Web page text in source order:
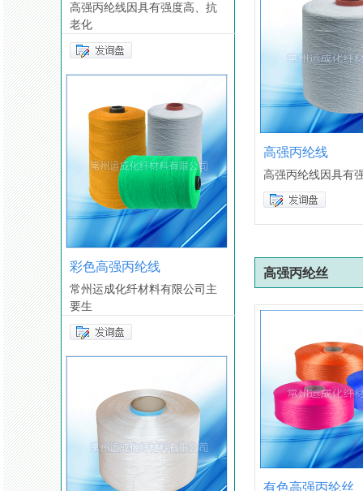
高强丙纶线因具有强度高、抗
老化
彩色高强丙纶线
常州运成化纤材料有限公司主
要生
高强丙纶线
高强丙纶线因具有
高强丙纶丝
有色高强丙纶丝